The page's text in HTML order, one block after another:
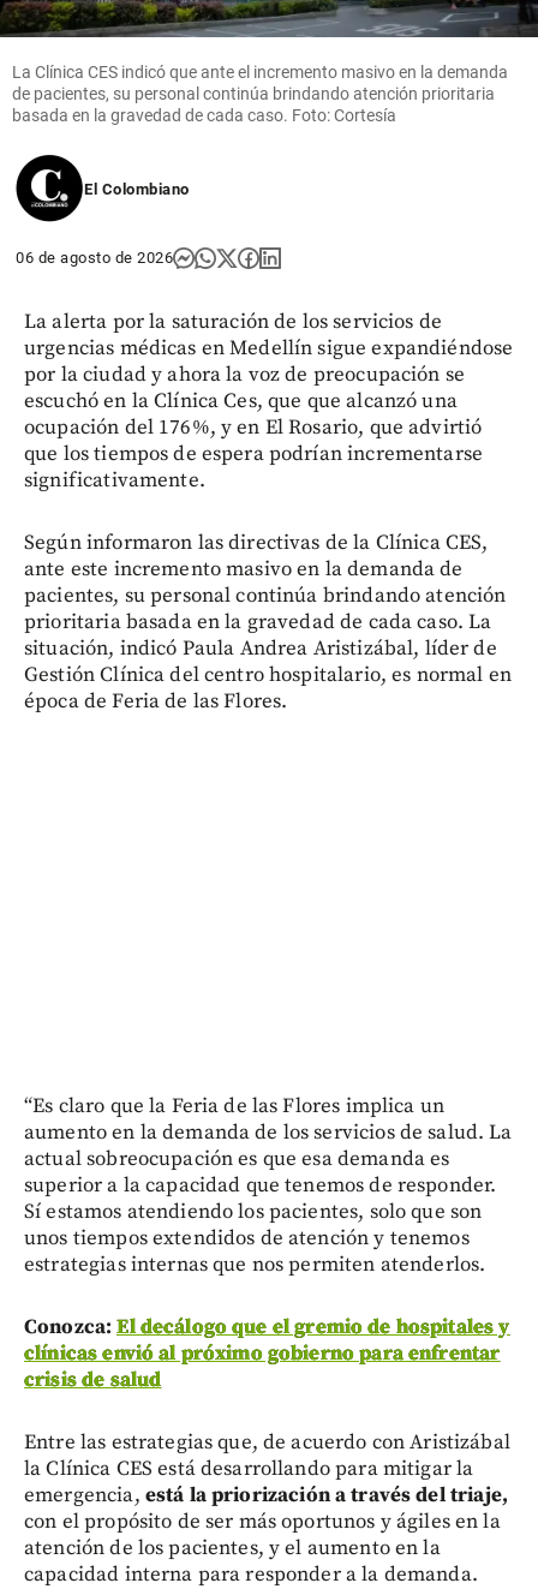
La Clínica CES indicó que ante el incremento masivo en la demanda
de pacientes, su personal continúa brindando atención prioritaria
basada en la gravedad de cada caso. Foto: Cortesía
El Colombiano
06 de agosto de 2026
La alerta por la saturación de los servicios de
urgencias médicas en Medellín sigue expandiéndose
por la ciudad y ahora la voz de preocupación se
escuchó en la Clínica Ces, que que alcanzó una
ocupación del 176%, y en El Rosario, que advirtió
que los tiempos de espera podrían incrementarse
significativamente.
Según informaron las directivas de la Clínica CES,
ante este incremento masivo en la demanda de
pacientes, su personal continúa brindando atención
prioritaria basada en la gravedad de cada caso. La
situación, indicó Paula Andrea Aristizábal, líder de
Gestión Clínica del centro hospitalario, es normal en
época de Feria de las Flores.
“Es claro que la Feria de las Flores implica un
aumento en la demanda de los servicios de salud. La
actual sobreocupación es que esa demanda es
superior a la capacidad que tenemos de responder.
Sí estamos atendiendo los pacientes, solo que son
unos tiempos extendidos de atención y tenemos
estrategias internas que nos permiten atenderlos.
Conozca:El decálogo que el gremio de hospitales y
clínicas envió al próximo gobierno para enfrentar
crisis de salud
Entre las estrategias que, de acuerdo con Aristizábal
la Clínica CES está desarrollando para mitigar la
emergencia, está la priorización a través del triaje,
con el propósito de ser más oportunos y ágiles en la
atención de los pacientes, y el aumento en la
capacidad interna para responder a la demanda.